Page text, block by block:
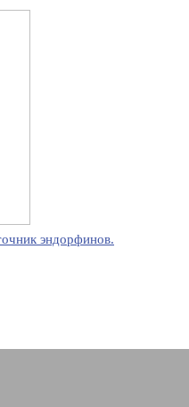
эндорфинов.